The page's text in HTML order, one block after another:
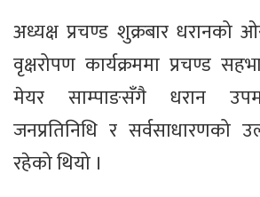
अध्यक्ष प्रचण्ड शुक्रबार धरानको
वृक्षरोपण कार्यक्रममा प्रचण्ड
मेयर साम्पाङसँगै धरान
जनप्रतिनिधि र सर्वसाधारणको
रहेको थियो ।